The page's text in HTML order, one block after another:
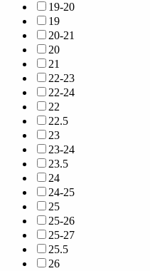
19-20
19
20-21
20
21
22-23
22-24
22
22.5
23
23-24
23.5
24
24-25
25
25-26
25-27
25.5
26